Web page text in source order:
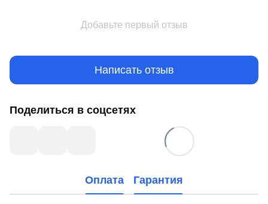
Добавьте первый отзыв
Написать отзыв
Поделиться в соцсетях
Оплата Гарантия